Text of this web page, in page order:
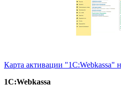
Карта активации "1С:Webkassa"
1С:Webkassa